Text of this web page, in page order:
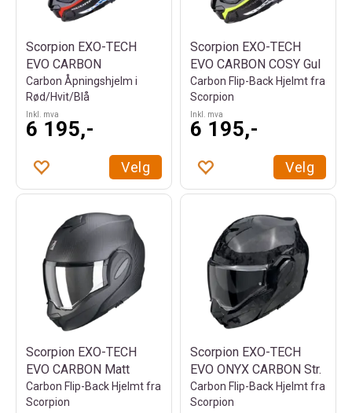
Scorpion EXO-TECH
EVO CARBON
Carbon Åpningshjelm i
Rød/Hvit/Blå
Inkl. mva
6 195,-
Velg
Scorpion EXO-TECH
EVO CARBON COSY Gul
Carbon Flip-Back Hjelmt fra
Scorpion
Inkl. mva
6 195,-
Velg
Scorpion EXO-TECH
EVO CARBON Matt
Carbon Flip-Back Hjelmt fra
Scorpion
Scorpion EXO-TECH
EVO ONYX CARBON Str.
Carbon Flip-Back Hjelmt fra
Scorpion